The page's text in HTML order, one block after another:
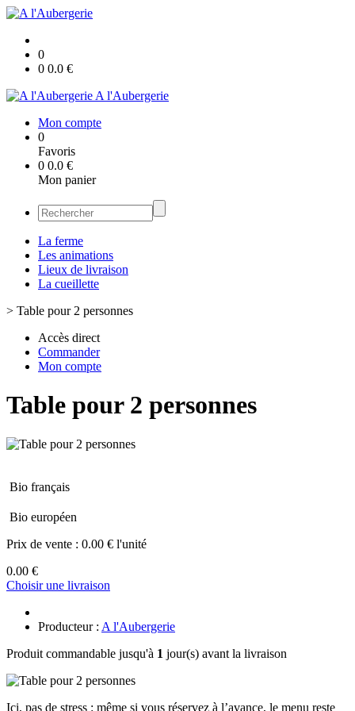
0
0 0.0 €
A l'Aubergerie
Mon compte
0
Favoris
0 0.0 €
Mon panier
La ferme
Les animations
Lieux de livraison
La cueillette
> Table pour 2 personnes
Accès direct
Commander
Mon compte
Table pour 2 personnes
Bio français
Bio européen
Prix de vente : 0.00 € l'unité
0.00 €
Choisir une livraison
Producteur : A l'Aubergerie
Produit commandable jusqu'à 1 jour(s) avant la livraison
Ici, pas de stress : même si vous réservez à l’avance, le menu reste